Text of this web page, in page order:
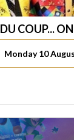
DU COUP...
Monday 10